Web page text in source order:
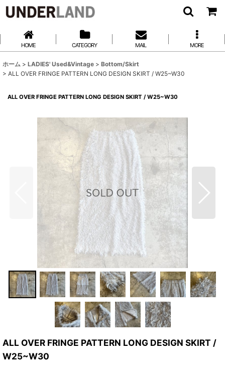
HOME CATEGORY MAIL MORE
ホーム > LADIES' Used&Vintage > Bottom/Skirt
> ALL OVER FRINGE PATTERN LONG DESIGN SKIRT / W25~W30
ALL OVER FRINGE PATTERN LONG DESIGN SKIRT / W25~W30
ALL OVER FRINGE PATTERN LONG DESIGN SKIRT /
W25~W30